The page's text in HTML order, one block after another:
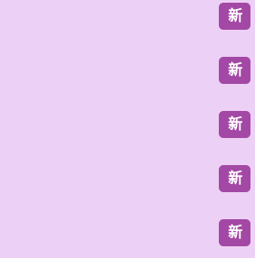
新
新
新
新
新